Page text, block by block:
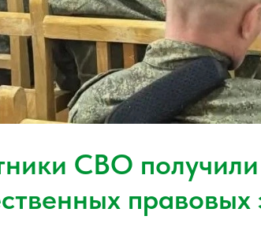
СВО
правовых